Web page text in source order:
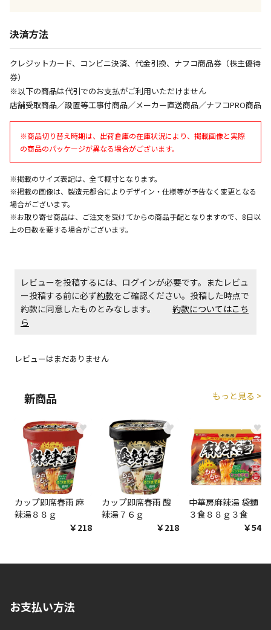
※支払い方法の代金引換は選択できません。
※電話注文はできません。
宅配のみでお届けする商品です（店舗受取は選択でき
ません）
※「宅配・店舗受取」「宅配のみ」マークの商品のみ
同時購入が可能です
午前9時までのご注文確定した商品については、当日に
ため、通常よりお時間をいただく場合がございます。
また、日曜・祝日や年末年始などの長期休業期間中
は、休業明けからの出荷対応となります。
お見積商品です。金額・施工日はお打ち合わせの上、
決定となります。
エアコンの取付工事が必要な商品です。別途費用が発
商品購入個数ごとに送料がかかる商品です
決済方法
クレジットカード、コンビニ決済、代金引換、ナフコ商品券（株主優待
券）
※以下の商品は代引でのお支払がご利用いただけません
店舗受取商品／設置等工事付商品／メーカー直送商品／ナフコPRO商品
※商品切り替え時期は、出荷倉庫の在庫状況により、掲載画像と実際
の商品のパッケージが異なる場合がございます。
※掲載のサイズ表記は、全て概寸となります。
※掲載の画像は、製造元都合によりデザイン・仕様等が予告なく変更となる
場合がございます。
※お取り寄せ商品は、ご注文を受けてからの商品手配となりますので、8日以
上の日数を要する場合がございます。
レビューを投稿するには、ログインが必要です。またレビュ
ー投稿する前に必ず約款をご確認ください。投稿した時点で
約款に同意したものとみなします。 約款についてはこち
ら
レビューはまだありません
新商品 もっと見る >
♥
カップ即席春雨 麻
辣湯８８ｇ
￥218
♥
カップ即席春雨 酸
辣湯７６ｇ
￥218
♥
中華房麻辣湯 袋麺
３食８８ｇ３食
￥548
お支払い方法